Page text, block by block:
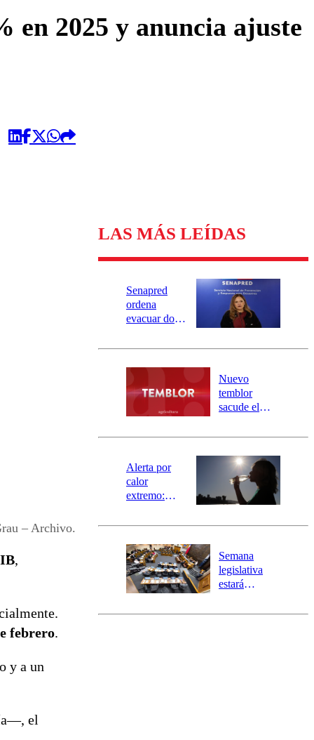
2025 y anuncia ajuste
– Archivo.
,
febrero.
y a un
el
LAS MÁS LEÍDAS
Senapred
ordena
evacuar dos
Carahue por
río Damas:
activa
mensajería
SAE
Nuevo
temblor
sacude el
revisa la
epicentro
Alerta por
calor
extremo:
activa Alerta
Preventiva en
tres comunas
Semana
legislativa
estará
el fin de la